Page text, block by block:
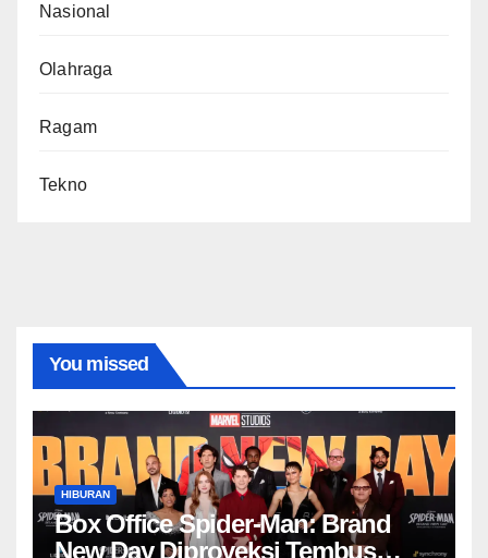
Nasional
Olahraga
Ragam
Tekno
You missed
HIBURAN
Box Office Spider-Man: Brand
New Day Diproyeksi Tembus